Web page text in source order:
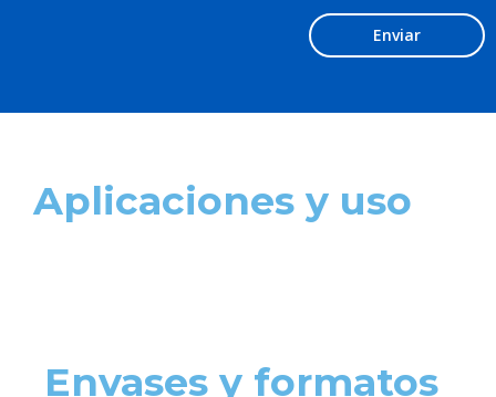
Enviar
Aplicaciones y uso
Envases y formatos